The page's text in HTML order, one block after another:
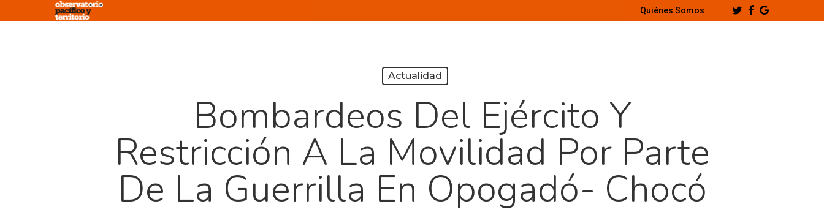
Quiénes Somos TwitterFacebook
Google-
Plus
Actualidad
Bombardeos Del Ejército Y
Restricción A La Movilidad Por Parte
De La Guerrilla En Opogadó- Chocó